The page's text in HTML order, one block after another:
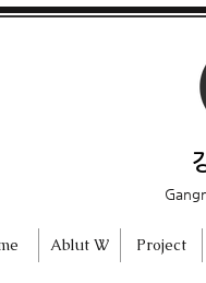
Ablut W Project